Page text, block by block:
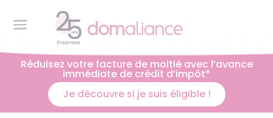
Réduisez votre facture de moitié avec l’avance
immédiate de crédit d’impôt*
Je découvre si je suis éligible !